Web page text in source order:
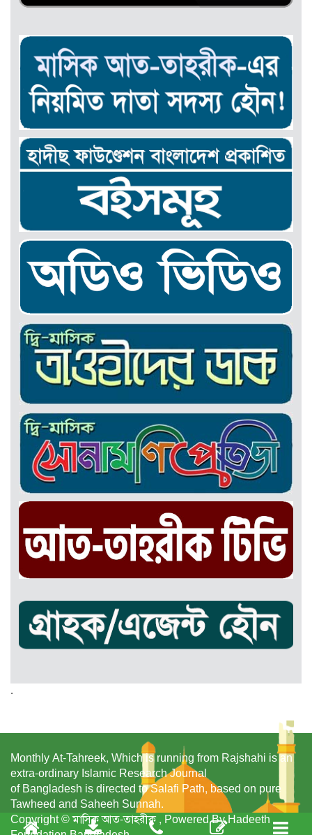
.
Monthly At-Tahreek, Which is running from Rajshahi is an
extra-ordinary Islamic Research Journal
of Bangladesh is directed to Salafi Path, based on pure
Tawheed and Saheeh Sunnah.
Copyright © মাসিক আত-তাহরীক , Powered By Hadeeth